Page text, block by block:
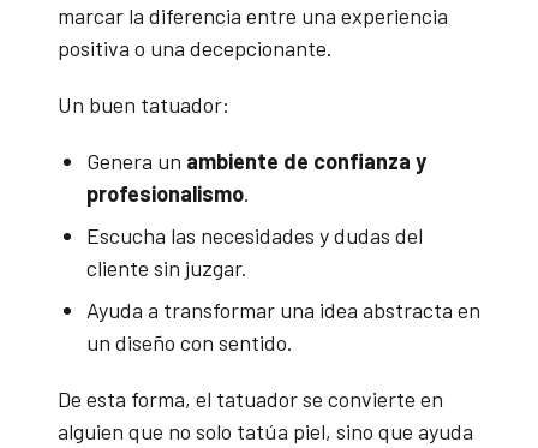
marcar la diferencia entre una experiencia
positiva o una decepcionante.
Un buen tatuador:
Genera un ambiente de confianza y
profesionalismo.
Escucha las necesidades y dudas del
cliente sin juzgar.
Ayuda a transformar una idea abstracta en
un diseño con sentido.
De esta forma, el tatuador se convierte en
alguien que no solo tatúa piel, sino que ayuda